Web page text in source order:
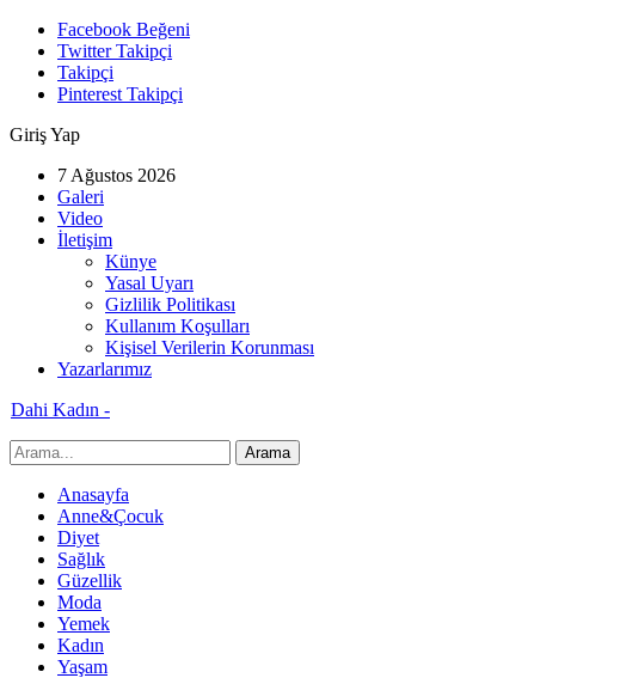
Facebook Beğeni
Twitter Takipçi
Takipçi
Pinterest Takipçi
Giriş Yap
7 Ağustos 2026
Galeri
Video
İletişim
Künye
Yasal Uyarı
Gizlilik Politikası
Kullanım Koşulları
Kişisel Verilerin Korunması
Yazarlarımız
Dahi Kadın -
Anasayfa
Anne&Çocuk
Diyet
Sağlık
Güzellik
Moda
Yemek
Kadın
Yaşam